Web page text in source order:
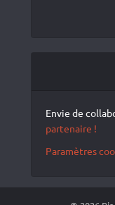
Envie de
partenaire !
Paramètres